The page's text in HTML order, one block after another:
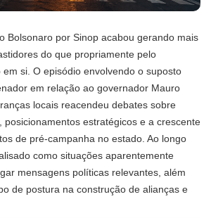
Bolsonaro por Sinop acabou gerando mais
do que propriamente pelo
si. O episódio envolvendo o suposto
em relação ao governador Mauro
locais reacendeu debates sobre
posicionamentos estratégicos e a crescente
de pré-campanha no estado. Ao longo
como situações aparentemente
mensagens políticas relevantes, além
de postura na construção de alianças e